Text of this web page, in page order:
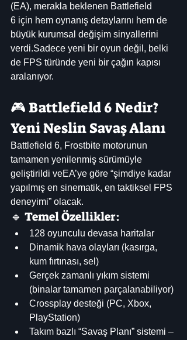
(EA), merakla beklenen Battlefield
6 için hem oynanış detaylarını hem de
büyük kurumsal değişim sinyallerini
verdi.Sadece yeni bir oyun değil, belki
de FPS türünde yeni bir çağın kapısı
aralanıyor.
🎮 Battlefield 6 Nedir?
Yeni Neslin Savaş Alanı
Battlefield 6, Frostbite motorunun
tamamen yenilenmiş sürümüyle
geliştirildi veEA’ye göre “şimdiye kadar
yapılmış en sinematik, en taktiksel FPS
deneyimi” olacak.
🔹 Temel Özellikler:
128 oyunculu devasa haritalar
Dinamik hava olayları (kasırga,
kum fırtınası, sel)
Gerçek zamanlı yıkım sistemi
(binalar tamamen parçalanabiliyor)
Crossplay desteği (PC, Xbox,
PlayStation)
Takım bazlı “Savaş Planı” sistemi –